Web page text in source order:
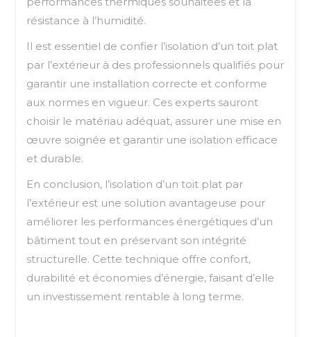
résistance à l’humidité.
Il est essentiel de confier l’isolation d’un toit plat
par l’extérieur à des professionnels qualifiés pour
garantir une installation correcte et conforme
aux normes en vigueur. Ces experts sauront
choisir le matériau adéquat, assurer une mise en
œuvre soignée et garantir une isolation efficace
et durable.
En conclusion, l’isolation d’un toit plat par
l’extérieur est une solution avantageuse pour
améliorer les performances énergétiques d’un
bâtiment tout en préservant son intégrité
structurelle. Cette technique offre confort,
durabilité et économies d’énergie, faisant d’elle
un investissement rentable à long terme.